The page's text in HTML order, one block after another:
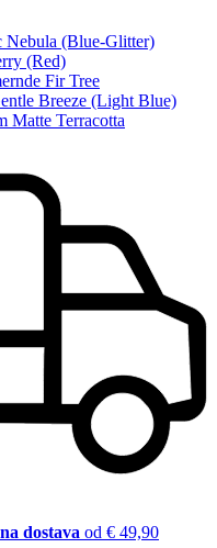
Nebula (Blue-Glitter)
(Red)
Fir Tree
Breeze (Light Blue)
Matte Terracotta
dostava od € 49,90